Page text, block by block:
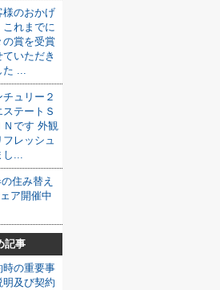
様のおかげ
これまでに
の賞を受賞
ていただき
た ...
チュリー２
ステートＳ
Ｎです 外観
フレッシュ
し...
住み替え
ア開催中
記事
時の重要事
明及び契約